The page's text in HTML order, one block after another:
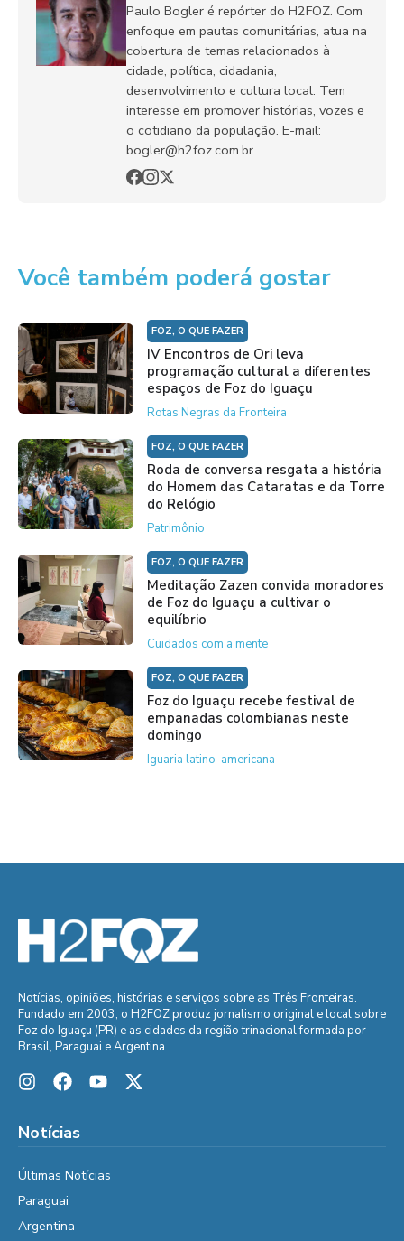
Paulo Bogler é repórter do H2FOZ. Com
enfoque em pautas comunitárias, atua na
cobertura de temas relacionados à
cidade, política, cidadania,
desenvolvimento e cultura local. Tem
interesse em promover histórias, vozes e
o cotidiano da população. E-mail:
bogler@h2foz.com.br.
Você também poderá gostar
FOZ, O QUE FAZER
IV Encontros de Ori leva
programação cultural a diferentes
espaços de Foz do Iguaçu
Rotas Negras da Fronteira
FOZ, O QUE FAZER
Roda de conversa resgata a história
do Homem das Cataratas e da Torre
do Relógio
Patrimônio
FOZ, O QUE FAZER
Meditação Zazen convida moradores
de Foz do Iguaçu a cultivar o
equilíbrio
Cuidados com a mente
FOZ, O QUE FAZER
Foz do Iguaçu recebe festival de
empanadas colombianas neste
domingo
Iguaria latino-americana
Notícias, opiniões, histórias e serviços sobre as Três Fronteiras.
Fundado em 2003, o H2FOZ produz jornalismo original e local sobre
Foz do Iguaçu (PR) e as cidades da região trinacional formada por
Brasil, Paraguai e Argentina.
Notícias
Últimas Notícias
Paraguai
Argentina